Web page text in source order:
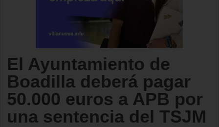
El Ayuntamiento de
Boadilla deberá pagar
50.000 euros a APB por
una sentencia del TSJM